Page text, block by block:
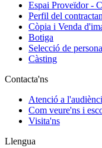
Espai Proveïdor -
Perfil del
Còpia i Venda
Botiga
Selecció de
Càsting
Contacta'ns
Atenció a
Com veure'ns i
Visita'ns
Llengua